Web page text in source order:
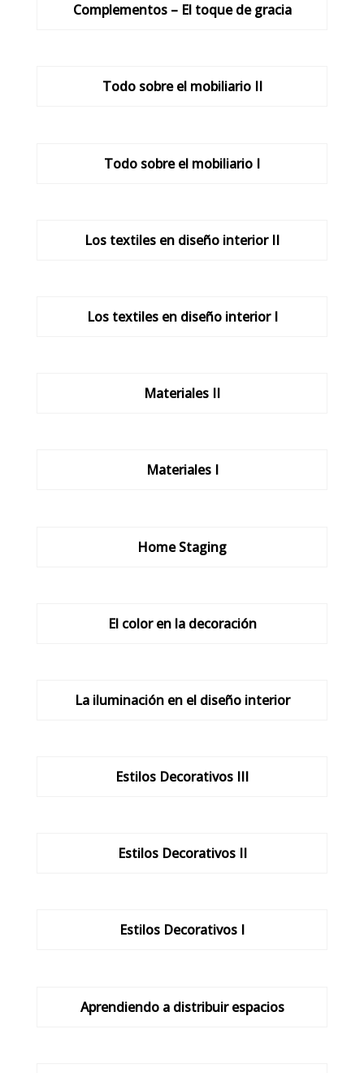
Complementos – El toque de gracia
Todo sobre el mobiliario II
Todo sobre el mobiliario I
Los textiles en diseño interior II
Los textiles en diseño interior I
Materiales II
Materiales I
Home Staging
El color en la decoración
La iluminación en el diseño interior
Estilos Decorativos III
Estilos Decorativos II
Estilos Decorativos I
Aprendiendo a distribuir espacios